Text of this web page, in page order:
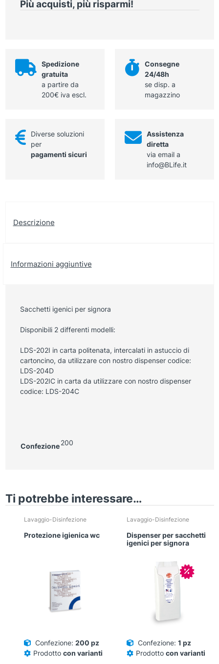
quantità
signora
con
LDS-
204C
Più acquisti, più risparmi!
Spedizione
gratuita
a partire da
200€ iva escl.
Consegne
24/48h
se disp. a
magazzino
Diverse soluzioni
per
pagamenti sicuri
Assistenza
diretta
via email a
info@BLife.it
Descrizione
Informazioni aggiuntive
Sacchetti igenici per signora
Disponibili 2 differenti modelli:
LDS-202I in carta politenata, intercalati in astuccio di
cartoncino, da utilizzare con nostro dispenser codice:
LDS-204D
LDS-202IC in carta da utilizzare con nostro dispenser
codice: LDS-204C
Confezione 200
Ti potrebbe interessare…
Lavaggio-Disinfezione
Protezione igienica wc
Confezione: 200 pz
Prodotto con varianti
Lavaggio-Disinfezione
Dispenser per sacchetti
igenici per signora
In
Confezione: 1 pz
Prodotto con varianti